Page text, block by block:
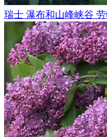
由Sergey
瑞士 瀑布和山峰峡谷